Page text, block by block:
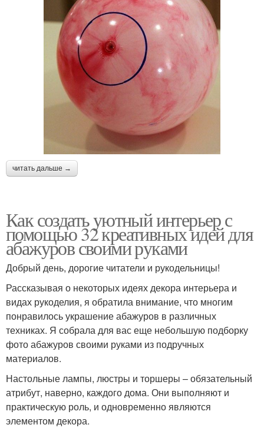
читать дальше →
Как создать уютный интерьер с
помощью 32 креативных идей для
абажуров своими руками
Добрый день, дорогие читатели и рукодельницы!
Рассказывая о некоторых идеях декора интерьера и
видах рукоделия, я обратила внимание, что многим
понравилось украшение абажуров в различных
техниках. Я собрала для вас еще небольшую подборку
фото абажуров своими руками из подручных
материалов.
Настольные лампы, люстры и торшеры – обязательный
атрибут, наверно, каждого дома. Они выполняют и
практическую роль, и одновременно являются
элементом декора.